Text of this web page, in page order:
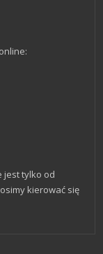
jest tylko od
kierować się